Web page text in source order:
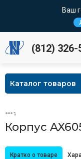
Ваш
(812) 326-
Каталог товаров
Корпус
Кратко о товаре